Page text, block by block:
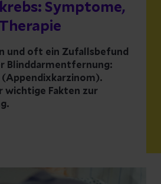
Symptome,
und oft ein Zufallsbefund
Blinddarmentfernung:
(Appendixkarzinom).
wichtige Fakten zur